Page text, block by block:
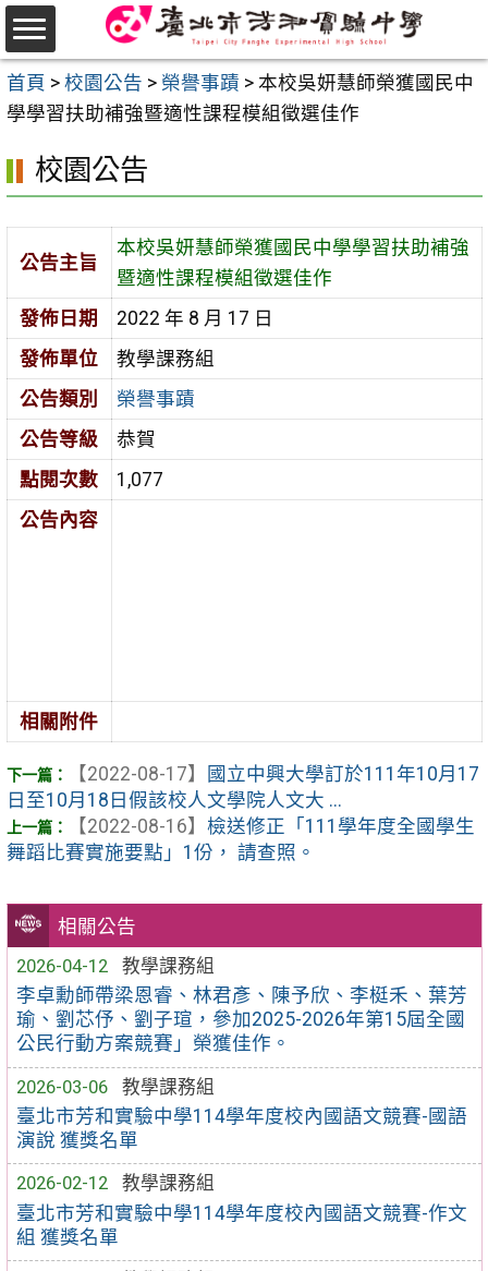
跳
至
主
要
區
首頁 > 校園公告 > 榮譽事蹟 > 本校吳妍慧師榮獲國民中
學學習扶助補強暨適性課程模組徵選佳作
相關公告
2026-04-12
教學課務組
李卓勳師帶梁恩睿、林君彥、陳予欣、李梃禾、葉芳
瑜、劉芯伃、劉子瑄，參加2025-2026年第15屆全國
公民行動方案競賽」榮獲佳作。
2026-03-06
教學課務組
臺北市芳和實驗中學114學年度校內國語文競賽-國語
演說 獲獎名單
2026-02-12
教學課務組
臺北市芳和實驗中學114學年度校內國語文競賽-作文
組 獲獎名單
校園公告
公告主旨
本校吳妍慧師榮獲國民中學學習扶助補強
暨適性課程模組徵選佳作
發佈日期
2022 年 8 月 17 日
發佈單位
教學課務組
公告類別
榮譽事蹟
公告等級
恭賀
點閱次數
1,077
公告內容
相關附件
【2022-08-17】
國立中興大學訂於111年10月17
日至10月18日假該校人文學院人文大 ...
【2022-08-16】 檢送修正「111學年度全國學生
舞蹈比賽實施要點」1份， 請查照。
選
單